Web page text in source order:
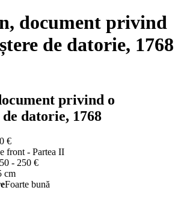
document privind
de datorie, 1768
privind o
datorie, 1768
€
front - Partea II
- 250 €
cm
Foarte bună